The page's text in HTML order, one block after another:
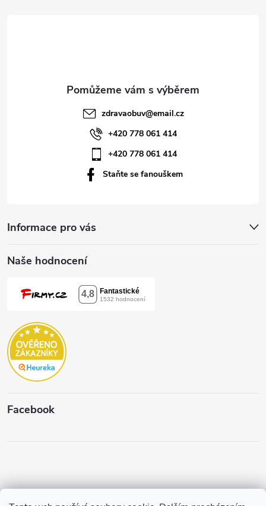
Informace pro vás
Naše hodnocení
Facebook
zdravaobuv@email.cz
+420 778 061 414
+420 778 061 414
Staňte se fanouškem